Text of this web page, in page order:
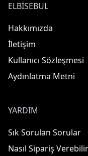
ELBISEBUL
Hakkımızda
İletişim
Kullanıcı Sözleşmesi
Aydınlatma Metni
YARDIM
Sık Sorulan Sorular
Nasıl Sipariş